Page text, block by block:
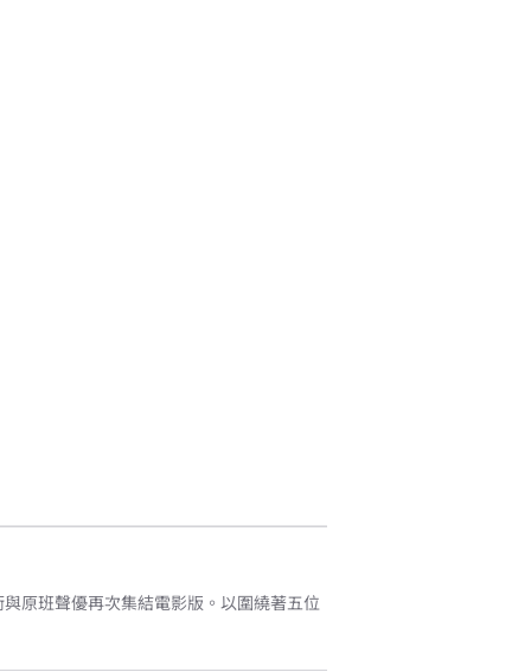
原班聲優再次集結電影版。以圍繞著五位